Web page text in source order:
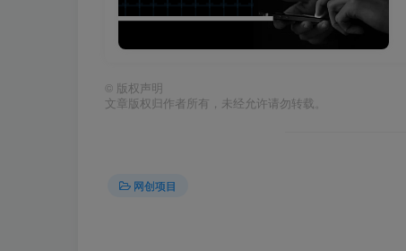
© 版权声明
文章版权归作者所有，未经允许请勿转载。
网创项目